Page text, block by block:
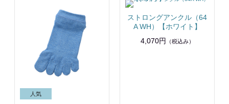
ストロングアンクル（64
A WH）【ホワイト】
4,070円 （税込み）